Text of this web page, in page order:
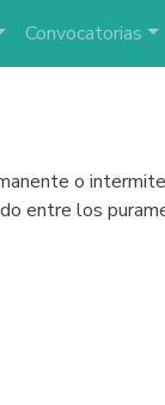
Convocatorias
o
entre los